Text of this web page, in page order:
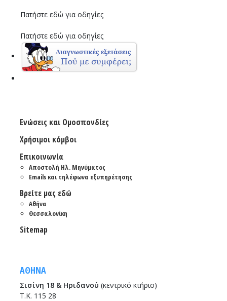
Πατήστε εδώ για οδηγίες
Πατήστε εδώ για οδηγίες
Ενώσεις και Ομοσπονδίες
Χρήσιμοι κόμβοι
Επικοινωνία
Αποστολή Ηλ. Μηνύματος
Emails και τηλέφωνα εξυπηρέτησης
Βρείτε μας εδώ
Αθήνα
Θεσσαλονίκη
Sitemap
ΑΘΗΝΑ
Σισίνη 18 & Ηριδανού (κεντρικό κτήριο)
Τ.Κ. 115 28